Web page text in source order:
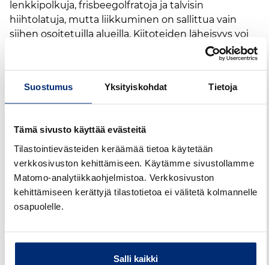
Suostumus Yksityiskohdat Tietoja
Tämä sivusto käyttää evästeitä
Tilastointievästeiden keräämää tietoa käytetään
verkkosivuston kehittämiseen. Käytämme sivustollamme
Matomo-analytiikkaohjelmistoa. Verkkosivuston
kehittämiseen kerättyjä tilastotietoa ei välitetä kolmannelle
osapuolelle.
Salli kaikki
lenkkipolkuja, frisbeegolfratoja ja talvisin
hiihtolatuja, mutta liikkuminen on sallittua vain
siihen osoitetuilla alueilla. Kiitoteiden läheisyys voi
jäädä huomaamatta, vaikka alueella liikkuu samaan
Sääntöjen
noudattaminen ja
yhteispeli luovat
turvallisuutta
mahdollista. Turvalliseen liikkumiseen tarkoitetut
alueet on kuitenkin merkitty, ja niiden rajojen sisällä